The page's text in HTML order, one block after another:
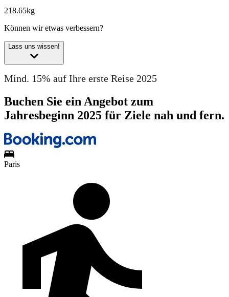
218.65kg
Können wir etwas verbessern?
Lass uns wissen!
Mind. 15% auf Ihre erste Reise 2025
Buchen Sie ein Angebot zum
Jahresbeginn 2025 für Ziele nah und fern.
Paris